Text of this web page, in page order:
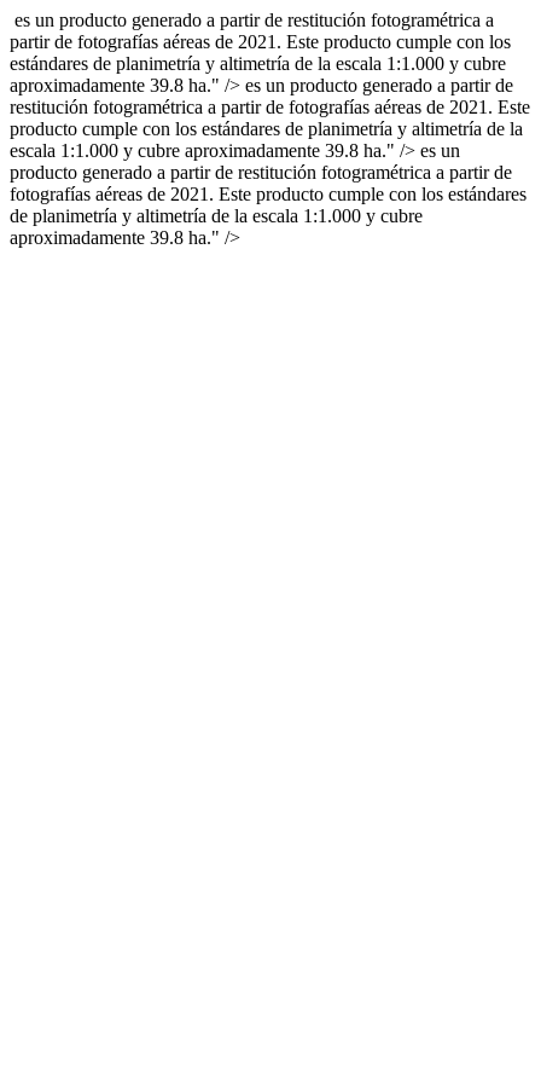
es un producto generado a partir de restitución fotogramétrica a
partir de fotografías aéreas de 2021. Este producto cumple con los
estándares de planimetría y altimetría de la escala 1:1.000 y cubre
aproximadamente 39.8 ha." /> es un producto generado a partir de
restitución fotogramétrica a partir de fotografías aéreas de 2021. Este
producto cumple con los estándares de planimetría y altimetría de la
escala 1:1.000 y cubre aproximadamente 39.8 ha." /> es un
producto generado a partir de restitución fotogramétrica a partir de
fotografías aéreas de 2021. Este producto cumple con los estándares
de planimetría y altimetría de la escala 1:1.000 y cubre
aproximadamente 39.8 ha." />